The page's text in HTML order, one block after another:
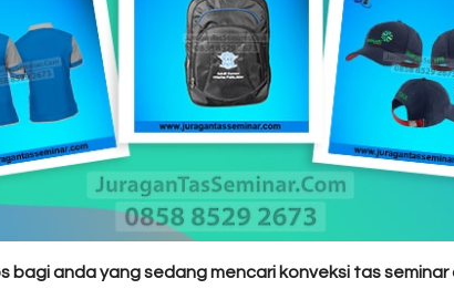
bagi anda yang sedang mencari konveksi tas